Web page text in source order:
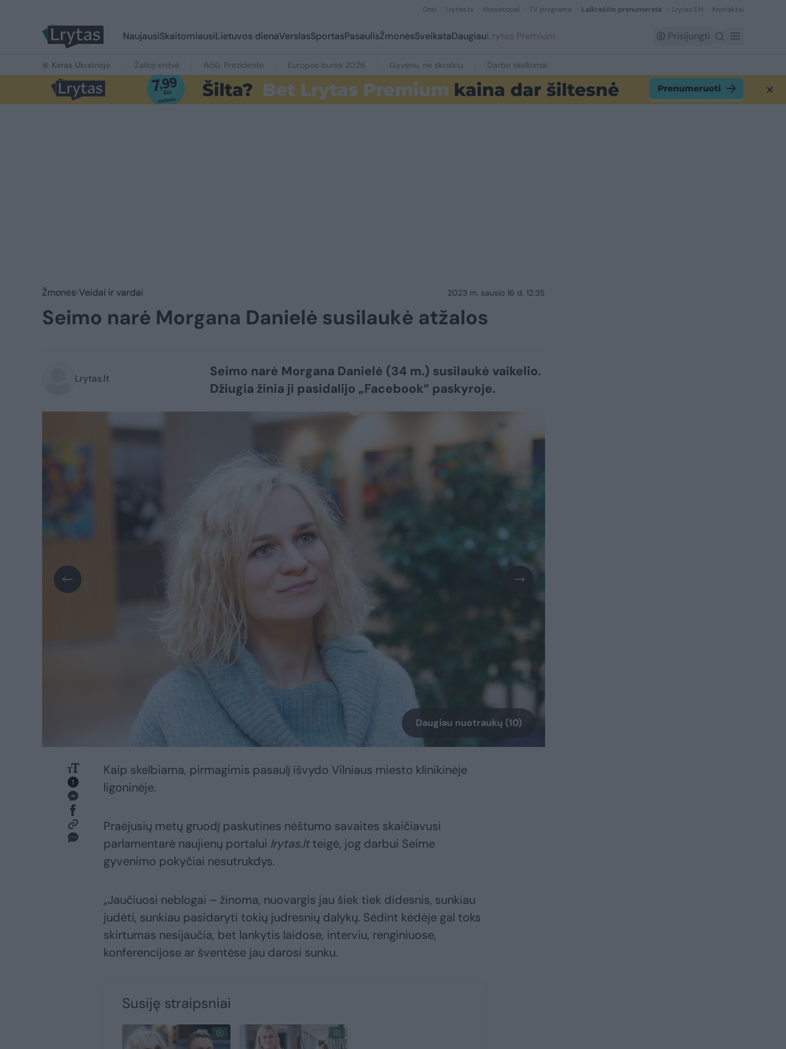
Orai Lrytas.tv Horoskopai TV programa Laikraščio prenumerata Lrytas EN Kontaktai
NaujausiSkaitomiausiLietuvos dienaVerslasSportasPasaulisŽmonėsSveikataDaugiauLrytas Premium Prisijungti
Karas Ukrainoje Žalioji erdvė Ačiū, Prezidente Europos burės 2026 Gyvenu, ne skrolinu Darbo skelbimai
Žmonės Veidai ir vardai 2023 m. sausio 16 d. 12:35
Seimo narė Morgana Danielė susilaukė atžalos
Lrytas.lt
Seimo narė Morgana Danielė (34 m.) susilaukė vaikelio.
Džiugia žinia ji pasidalijo „Facebook“ paskyroje.
Daugiau nuotraukų (10)
Kaip skelbiama, pirmagimis pasaulį išvydo Vilniaus miesto klinikinėje
ligoninėje.
Praėjusių metų gruodį paskutines nėštumo savaites skaičiavusi
parlamentarė naujienų portalui lrytas.ltteigė, jog darbui Seime
gyvenimo pokyčiai nesutrukdys.
„Jaučiuosi neblogai – žinoma, nuovargis jau šiek tiek didesnis, sunkiau
judėti, sunkiau pasidaryti tokių judresnių dalykų. Sėdint kėdėje gal toks
skirtumas nesijaučia, bet lankytis laidose, interviu, renginiuose,
konferencijose ar šventėse jau darosi sunku.
Susiję straipsniai